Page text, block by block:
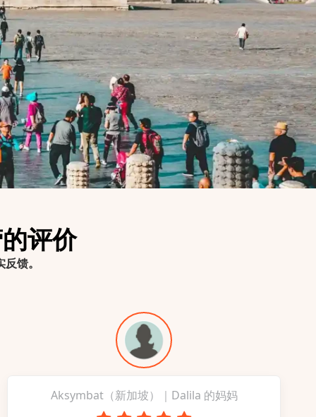
评价
馈。
Aksymbat（新加坡）｜Dalila 的妈妈